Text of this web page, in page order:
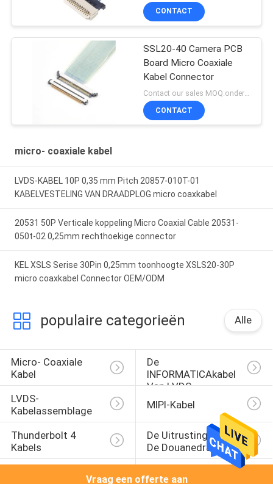
CONTACT
SSL20-40 Camera PCB
Board Micro Coaxiale
Kabel Connector
Contact our sales MOQ:onderhandelbaar
CONTACT
micro- coaxiale kabel
LVDS-KABEL 10P 0,35 mm Pitch 20857-010T-01
KABELVESTELING VAN DRAADPLOG micro coaxkabel
20531 50P Verticale koppeling Micro Coaxial Cable 20531-
050t-02 0,25mm rechthoekige connector
KEL XSLS Serise 30Pin 0,25mm toonhoogte XSLS20-30P
micro coaxkabel Connector OEM/ODM
populaire categorieën Alle
Micro- Coaxiale
Kabel
De
INFORMATICAkabel
Van LVDS
LVDS-
Kabelassemblage
MIPI-Kabel
Thunderbolt 4
Kabels
De Uitrusting Van
De Douanedraad
JST-DraaduitrustingVraag een offerte aan